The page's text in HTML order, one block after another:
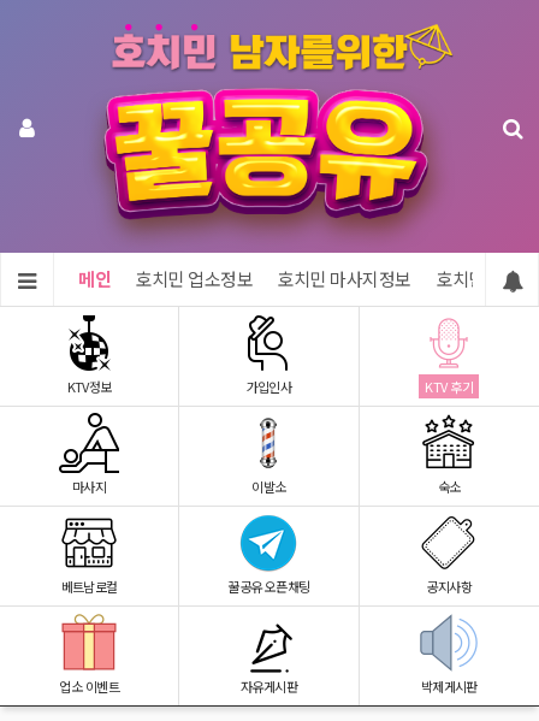
메인 호치민 업소정보 호치민 마사지정보 호치민 숙소
KTV정보 가입인사 KTV 후기
마사지 이발소 숙소
베트남로컬 꿀공유 오픈채팅 공지사항
업소 이벤트 자유게시판 박제게시판